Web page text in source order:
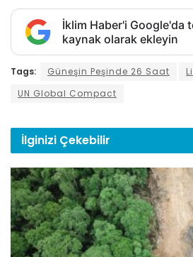
İklim Haber'i Google'da
kaynak olarak ekleyin
Tags: Güneşin Peşinde 26 Saat
UN Global Compact
İlginizi Çekebilir